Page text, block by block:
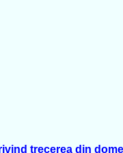
trecerea din